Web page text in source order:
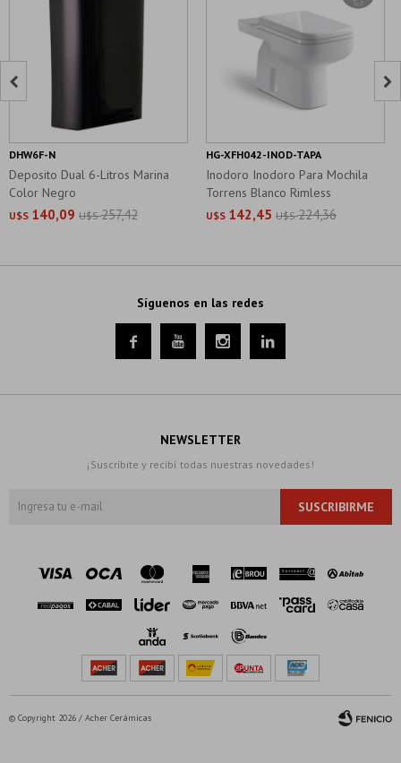
Deposito Dual 6-Litros Marina
Color Negro
U$S 140,09 U$S 257,42
DHW6F-N
Inodoro Inodoro Para Mochila
Torrens Blanco Rimless
U$S 142,45 U$S 224,36
HG-XFH042-INOD-TAPA
 
Síguenos en las redes
   
NEWSLETTER
¡Suscribite y recibí todas nuestras novedades!
SUSCRIBIRME
© Copyright 2026 / Acher Cerámicas